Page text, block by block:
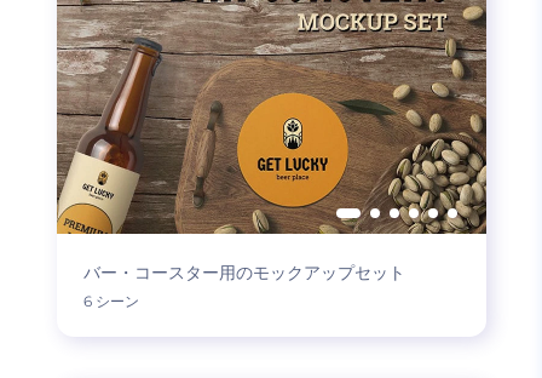
バー・コースター用のモックアップセット
6 シーン